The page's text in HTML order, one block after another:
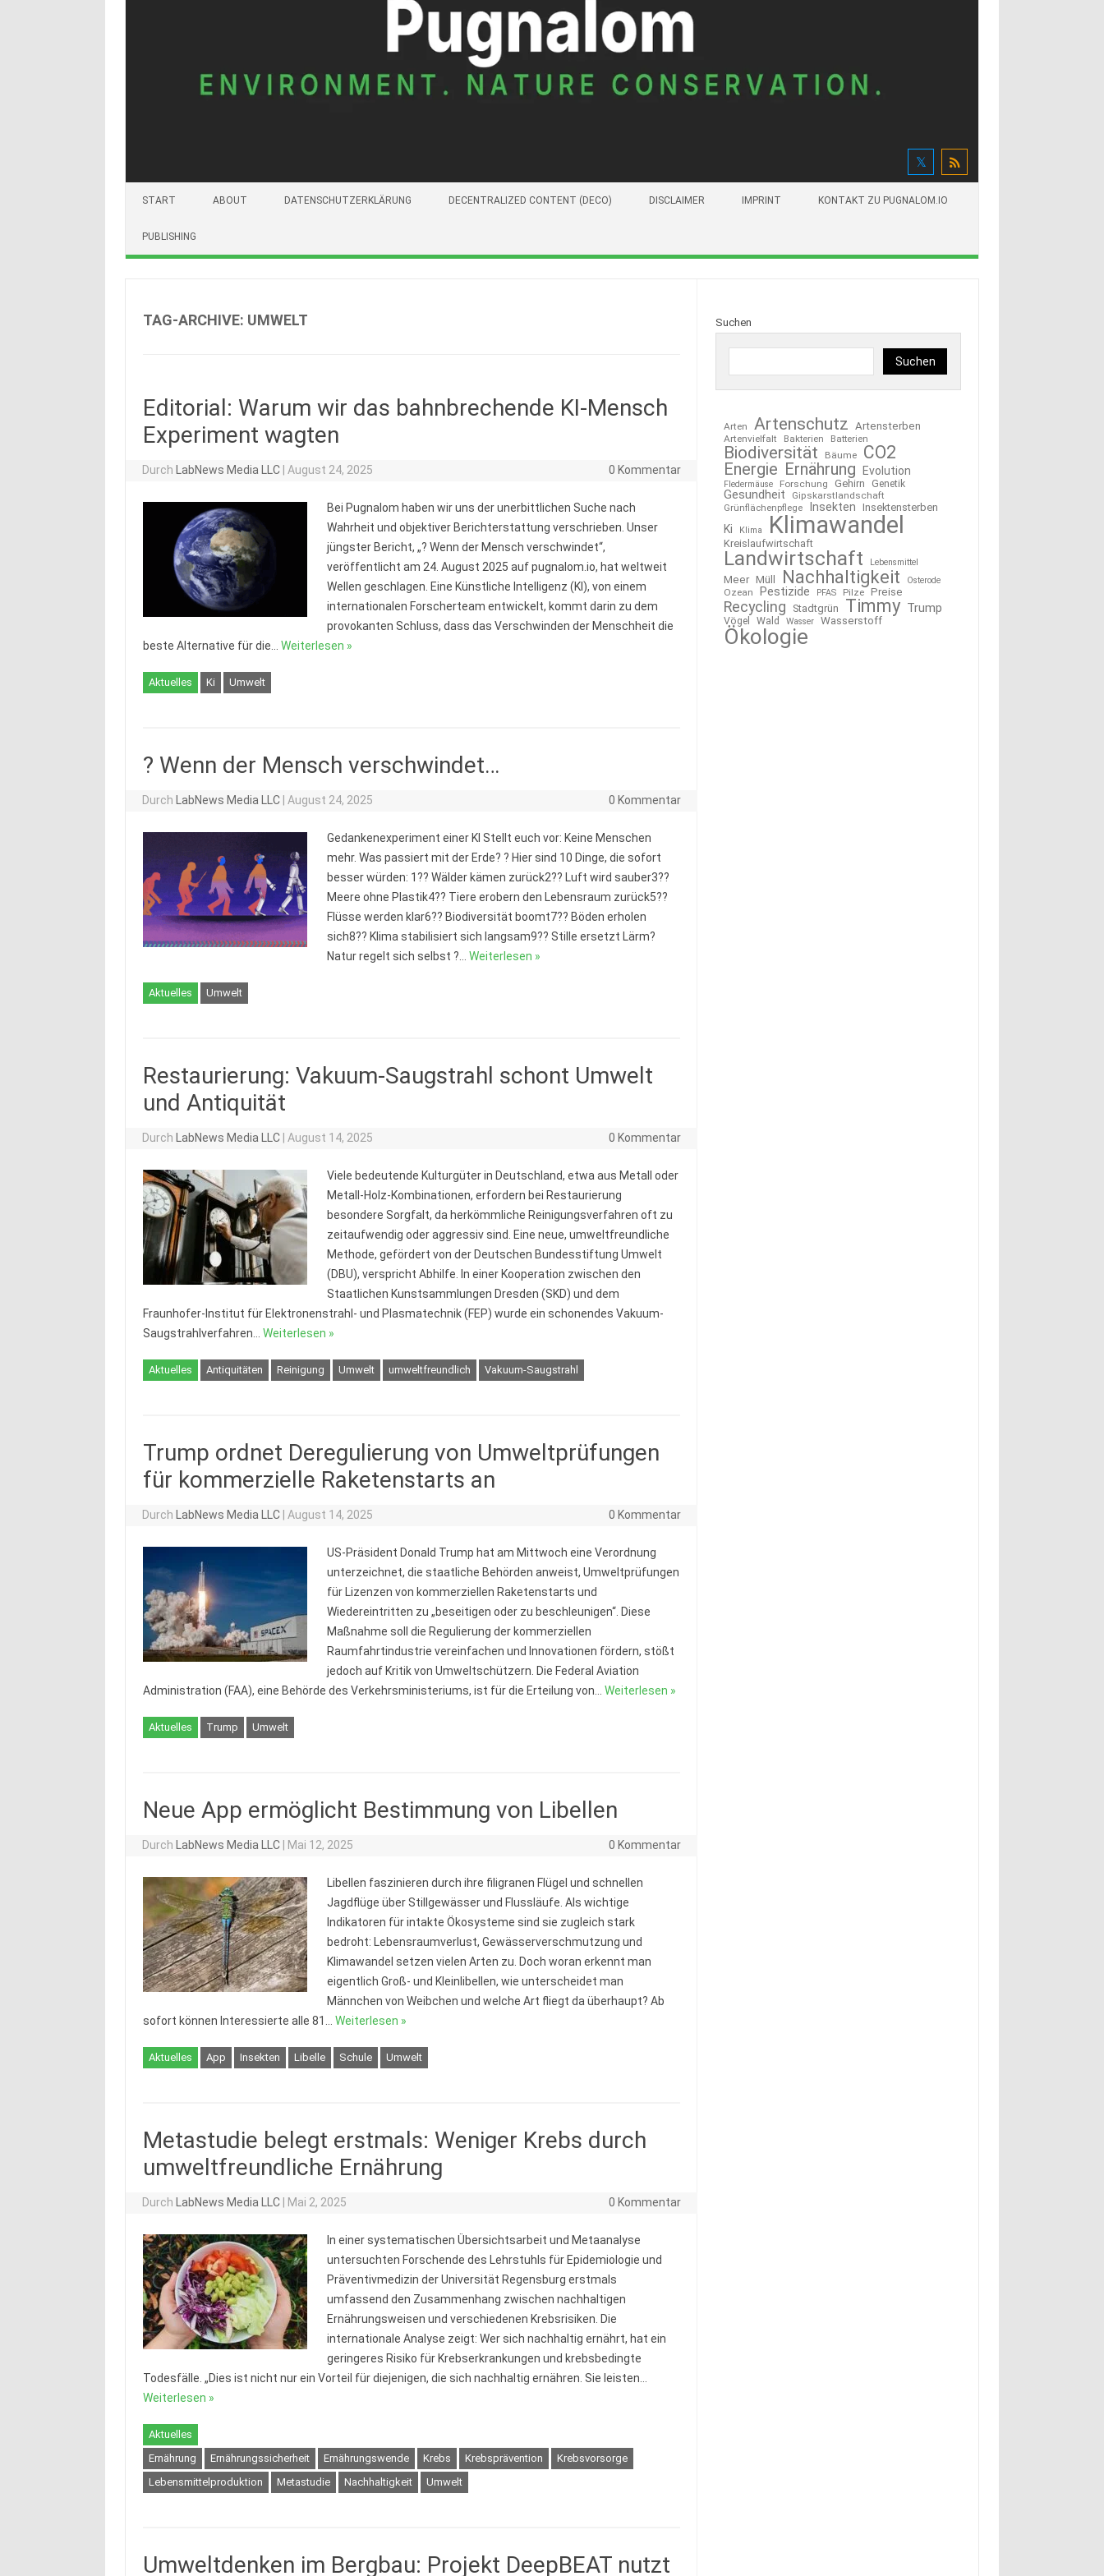
START ABOUT DATENSCHUTZERKLÄRUNG DECENTRALIZED CONTENT (DECO) DISCLAIMER IMPRINT KONTAKT ZU PUGNALOM.IO
PUBLISHING
TAG-ARCHIVE: UMWELT
Editorial: Warum wir das bahnbrechende KI-Mensch
Experiment wagten
Durch LabNews Media LLC August 24, 2025 0 Kommentar
Bei Pugnalom haben wir uns der unerbittlichen Suche nach
Wahrheit und objektiver Berichterstattung verschrieben. Unser
jüngster Bericht, „? Wenn der Mensch verschwindet“,
veröffentlicht am 24. August 2025 auf pugnalom.io, hat weltweit
Wellen geschlagen. Eine Künstliche Intelligenz (KI), von einem
internationalen Forscherteam entwickelt, kommt darin zu dem
provokanten Schluss, dass das Verschwinden der Menschheit die
beste Alternative für die… Weiterlesen »
Aktuelles Ki Umwelt
? Wenn der Mensch verschwindet…
Durch LabNews Media LLC August 24, 2025 0 Kommentar
Gedankenexperiment einer KI Stellt euch vor: Keine Menschen
mehr. Was passiert mit der Erde? ? Hier sind 10 Dinge, die sofort
besser würden: 1?? Wälder kämen zurück2?? Luft wird sauber3??
Meere ohne Plastik4?? Tiere erobern den Lebensraum zurück5??
Flüsse werden klar6?? Biodiversität boomt7?? Böden erholen
sich8?? Klima stabilisiert sich langsam9?? Stille ersetzt Lärm?
Natur regelt sich selbst ?… Weiterlesen »
Aktuelles Umwelt
Restaurierung: Vakuum-Saugstrahl schont Umwelt
und Antiquität
Durch LabNews Media LLC August 14, 2025 0 Kommentar
Viele bedeutende Kulturgüter in Deutschland, etwa aus Metall oder
Metall-Holz-Kombinationen, erfordern bei Restaurierung
besondere Sorgfalt, da herkömmliche Reinigungsverfahren oft zu
zeitaufwendig oder aggressiv sind. Eine neue, umweltfreundliche
Methode, gefördert von der Deutschen Bundesstiftung Umwelt
(DBU), verspricht Abhilfe. In einer Kooperation zwischen den
Staatlichen Kunstsammlungen Dresden (SKD) und dem
Fraunhofer-Institut für Elektronenstrahl- und Plasmatechnik (FEP) wurde ein schonendes Vakuum-
Saugstrahlverfahren… Weiterlesen »
Aktuelles Antiquitäten Reinigung Umwelt umweltfreundlich Vakuum-Saugstrahl
Trump ordnet Deregulierung von Umweltprüfungen
für kommerzielle Raketenstarts an
Durch LabNews Media LLC August 14, 2025 0 Kommentar
US-Präsident Donald Trump hat am Mittwoch eine Verordnung
unterzeichnet, die staatliche Behörden anweist, Umweltprüfungen
für Lizenzen von kommerziellen Raketenstarts und
Wiedereintritten zu „beseitigen oder zu beschleunigen“. Diese
Maßnahme soll die Regulierung der kommerziellen
Raumfahrtindustrie vereinfachen und Innovationen fördern, stößt
jedoch auf Kritik von Umweltschützern. Die Federal Aviation
Administration (FAA), eine Behörde des Verkehrsministeriums, ist für die Erteilung von… Weiterlesen »
Aktuelles Trump Umwelt
Neue App ermöglicht Bestimmung von Libellen
Durch LabNews Media LLC Mai 12, 2025 0 Kommentar
Libellen faszinieren durch ihre filigranen Flügel und schnellen
Jagdflüge über Stillgewässer und Flussläufe. Als wichtige
Indikatoren für intakte Ökosysteme sind sie zugleich stark
bedroht: Lebensraumverlust, Gewässerverschmutzung und
Klimawandel setzen vielen Arten zu. Doch woran erkennt man
eigentlich Groß- und Kleinlibellen, wie unterscheidet man
Männchen von Weibchen und welche Art fliegt da überhaupt? Ab
sofort können Interessierte alle 81… Weiterlesen »
Aktuelles App Insekten Libelle Schule Umwelt
Metastudie belegt erstmals: Weniger Krebs durch
umweltfreundliche Ernährung
Durch LabNews Media LLC Mai 2, 2025 0 Kommentar
In einer systematischen Übersichtsarbeit und Metaanalyse
untersuchten Forschende des Lehrstuhls für Epidemiologie und
Präventivmedizin der Universität Regensburg erstmals
umfassend den Zusammenhang zwischen nachhaltigen
Ernährungsweisen und verschiedenen Krebsrisiken. Die
internationale Analyse zeigt: Wer sich nachhaltig ernährt, hat ein
geringeres Risiko für Krebserkrankungen und krebsbedingte
Todesfälle. „Dies ist nicht nur ein Vorteil für diejenigen, die sich nachhaltig ernähren. Sie leisten…
Weiterlesen »
Aktuelles
Ernährung
Ernährungssicherheit Ernährungswende Krebs Krebsprävention
Krebsvorsorge
Lebensmittelproduktion
Metastudie Nachhaltigkeit Umwelt
Umweltdenken im Bergbau: Projekt DeepBEAT nutzt
Suchen
Suchen
Arten Artenschutz Artensterben
Artenvielfalt Bakterien Batterien
Biodiversität Bäume CO2
Energie Ernährung Evolution
Fledermäuse Forschung Gehirn Genetik
Gesundheit Gipskarstlandschaft
Grünflächenpflege Insekten Insektensterben
Ki Klima Klimawandel
Kreislaufwirtschaft
Landwirtschaft Lebensmittel
Meer Müll Nachhaltigkeit Osterode
Ozean Pestizide PFAS Pilze Preise
Recycling Stadtgrün Timmy Trump
Vögel Wald Wasser Wasserstoff
Ökologie